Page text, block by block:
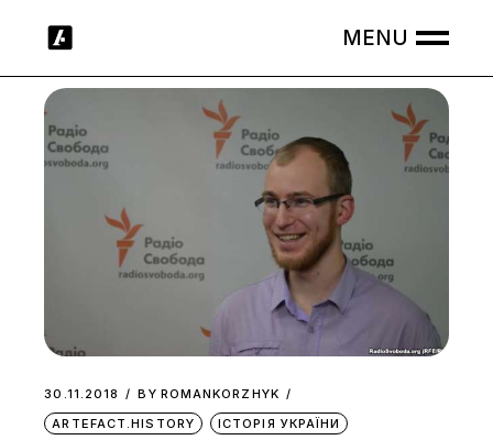
30.11.2018 BY ROMANKORZHYK
ARTEFACT.HISTORY
ІСТОРІЯ УКРАЇНИ